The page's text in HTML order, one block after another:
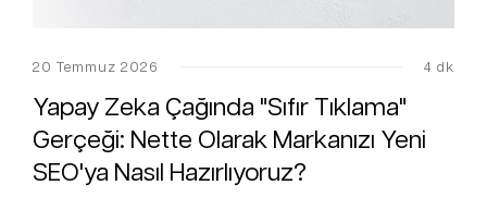
20 Temmuz 2026 4 dk
Yapay Zeka Çağında "Sıfır Tıklama"
Gerçeği: Nette Olarak Markanızı Yeni
SEO'ya Nasıl Hazırlıyoruz?